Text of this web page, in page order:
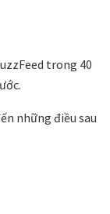
trong 40
những điều sau